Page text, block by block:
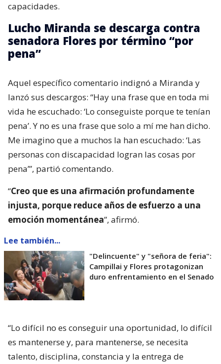
capacidades.
Lucho Miranda se descarga contra
senadora Flores por término “por
pena”
Aquel específico comentario indignó a Miranda y
lanzó sus descargos: “Hay una frase que en toda mi
vida he escuchado: ‘Lo conseguiste porque te tenían
pena’. Y no es una frase que solo a mí me han dicho.
Me imagino que a muchos la han escuchado: ‘Las
personas con discapacidad logran las cosas por
pena’”, partió comentando.
“Creo que es una afirmación profundamente
injusta, porque reduce años de esfuerzo a una
emoción momentánea”, afirmó.
Lee también...
"Delincuente" y "señora de feria":
Campillai y Flores protagonizan
duro enfrentamiento en el Senado
“Lo difícil no es conseguir una oportunidad, lo difícil
es mantenerse y, para mantenerse, se necesita
talento, disciplina, constancia y la entrega de